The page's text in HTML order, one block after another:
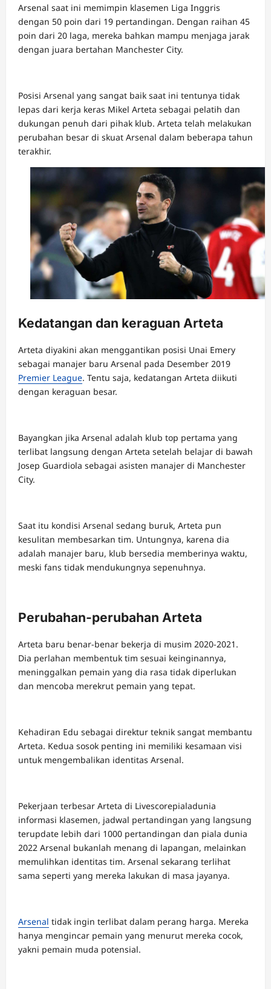
Arsenal saat ini memimpin klasemen Liga Inggris
dengan 50 poin dari 19 pertandingan. Dengan raihan 45
poin dari 20 laga, mereka bahkan mampu menjaga jarak
dengan juara bertahan Manchester City.
Posisi Arsenal yang sangat baik saat ini tentunya tidak
lepas dari kerja keras Mikel Arteta sebagai pelatih dan
dukungan penuh dari pihak klub. Arteta telah melakukan
perubahan besar di skuat Arsenal dalam beberapa tahun
terakhir.
Kedatangan dan keraguan Arteta
Arteta diyakini akan menggantikan posisi Unai Emery
sebagai manajer baru Arsenal pada Desember 2019
Premier League. Tentu saja, kedatangan Arteta diikuti
dengan keraguan besar.
Bayangkan jika Arsenal adalah klub top pertama yang
terlibat langsung dengan Arteta setelah belajar di bawah
Josep Guardiola sebagai asisten manajer di Manchester
City.
Saat itu kondisi Arsenal sedang buruk, Arteta pun
kesulitan membesarkan tim. Untungnya, karena dia
adalah manajer baru, klub bersedia memberinya waktu,
meski fans tidak mendukungnya sepenuhnya.
Perubahan-perubahan Arteta
Arteta baru benar-benar bekerja di musim 2020-2021.
Dia perlahan membentuk tim sesuai keinginannya,
meninggalkan pemain yang dia rasa tidak diperlukan
dan mencoba merekrut pemain yang tepat.
Kehadiran Edu sebagai direktur teknik sangat membantu
Arteta. Kedua sosok penting ini memiliki kesamaan visi
untuk mengembalikan identitas Arsenal.
Pekerjaan terbesar Arteta di Livescorepialadunia
informasi klasemen, jadwal pertandingan yang langsung
terupdate lebih dari 1000 pertandingan dan piala dunia
2022 Arsenal bukanlah menang di lapangan, melainkan
memulihkan identitas tim. Arsenal sekarang terlihat
sama seperti yang mereka lakukan di masa jayanya.
Arsenal tidak ingin terlibat dalam perang harga. Mereka
hanya mengincar pemain yang menurut mereka cocok,
yakni pemain muda potensial.